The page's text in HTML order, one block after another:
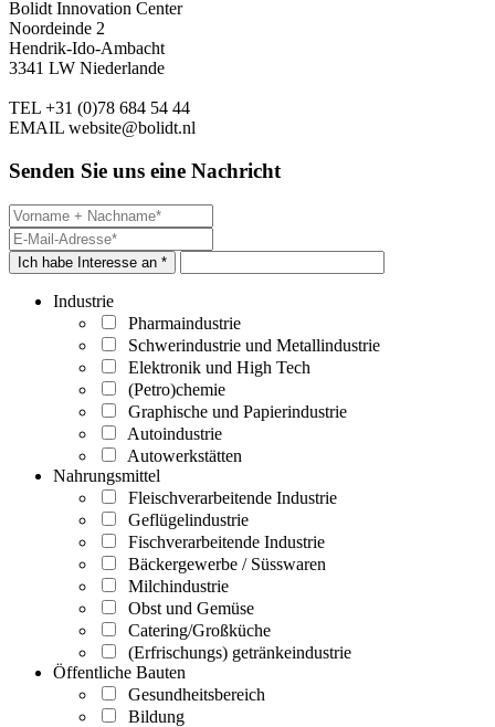
Bolidt Innovation Center
Noordeinde 2
Hendrik-Ido-Ambacht
3341 LW Niederlande
TEL +31 (0)78 684 54 44
EMAIL website@bolidt.nl
Senden Sie uns eine Nachricht
Ich habe Interesse an *
Industrie
Pharmaindustrie
Schwerindustrie und Metallindustrie
Elektronik und High Tech
(Petro)chemie
Graphische und Papierindustrie
Autoindustrie
Autowerkstätten
Nahrungsmittel
Fleischverarbeitende Industrie
Geflügelindustrie
Fischverarbeitende Industrie
Bäckergewerbe / Süsswaren
Milchindustrie
Obst und Gemüse
Catering/Großküche
(Erfrischungs) getränkeindustrie
Öffentliche Bauten
Gesundheitsbereich
Bildung